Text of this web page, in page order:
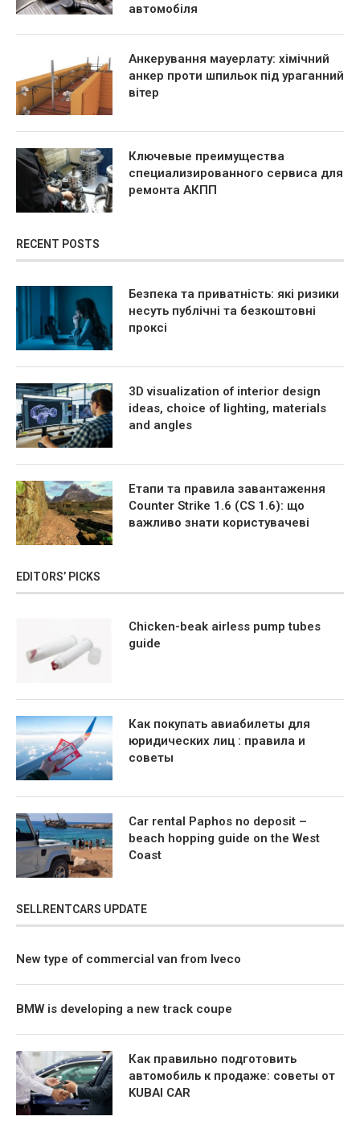
автомобіля
Анкерування мауерлату: хімічний
анкер проти шпильок під ураганний
вітер
Ключевые преимущества
специализированного сервиса для
ремонта АКПП
RECENT POSTS
Безпека та приватність: які ризики
несуть публічні та безкоштовні
проксі
3D visualization of interior design
ideas, choice of lighting, materials
and angles
Етапи та правила завантаження
Counter Strike 1.6 (CS 1.6): що
важливо знати користувачеві
EDITORS’ PICKS
Chicken-beak airless pump tubes
guide
Как покупать авиабилеты для
юридических лиц : правила и
советы
Car rental Paphos no deposit –
beach hopping guide on the West
Coast
SELLRENTCARS UPDATE
New type of commercial van from Iveco
BMW is developing a new track coupe
Как правильно подготовить
автомобиль к продаже: советы от
KUBAI CAR